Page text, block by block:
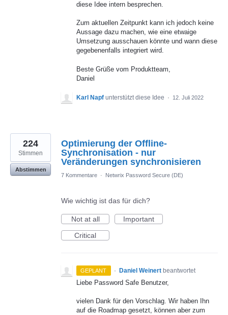
diese Idee intern besprechen.
Zum aktuellen Zeitpunkt kann ich jedoch keine
Aussage dazu machen, wie eine etwaige
Umsetzung ausschauen könnte und wann diese
gegebenenfalls integriert wird.
Beste Grüße vom Produktteam,
Daniel
Karl Napf unterstützt diese Idee · 12. Juli 2022
Optimierung der Offline-
Synchronisation - nur
Veränderungen synchronisieren
224
Stimmen
Abstimmen
7 Kommentare · Netwrix Password Secure (DE)
Wie wichtig ist das für dich?
Not at all
Important
Critical
GEPLANT · Daniel Weinert beantwortet
Liebe Password Safe Benutzer,
vielen Dank für den Vorschlag. Wir haben Ihn
auf die Roadmap gesetzt, können aber zum